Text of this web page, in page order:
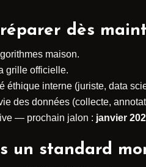
dès
maison.
grille officielle.
éthique interne (juriste, data
des données (collecte,
— prochain jalon : janvier
un standard